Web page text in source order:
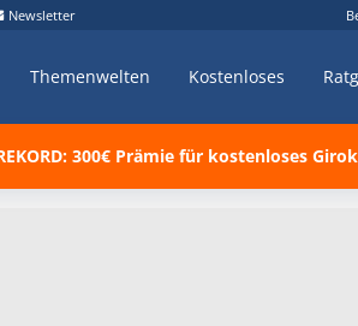
Newsletter
Themenwelten Kostenloses
300€ Prämie für kostenloses